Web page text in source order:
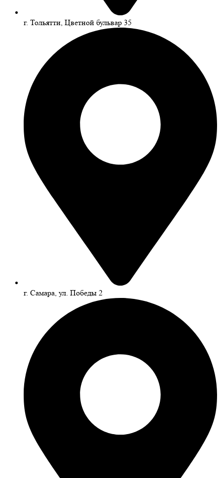
г. Тольятти, Цветной бульвар 35
г. Самара, ул. Победы 2